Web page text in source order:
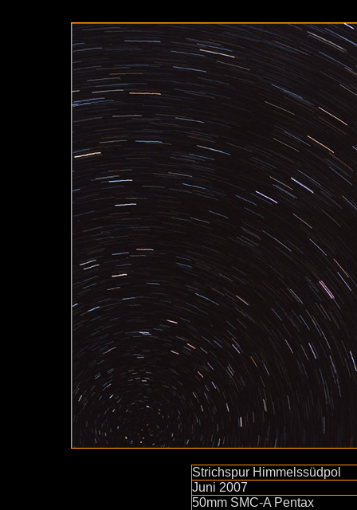
Strichspur Himmelssüdpol
Juni 2007
50mm SMC-A Pentax